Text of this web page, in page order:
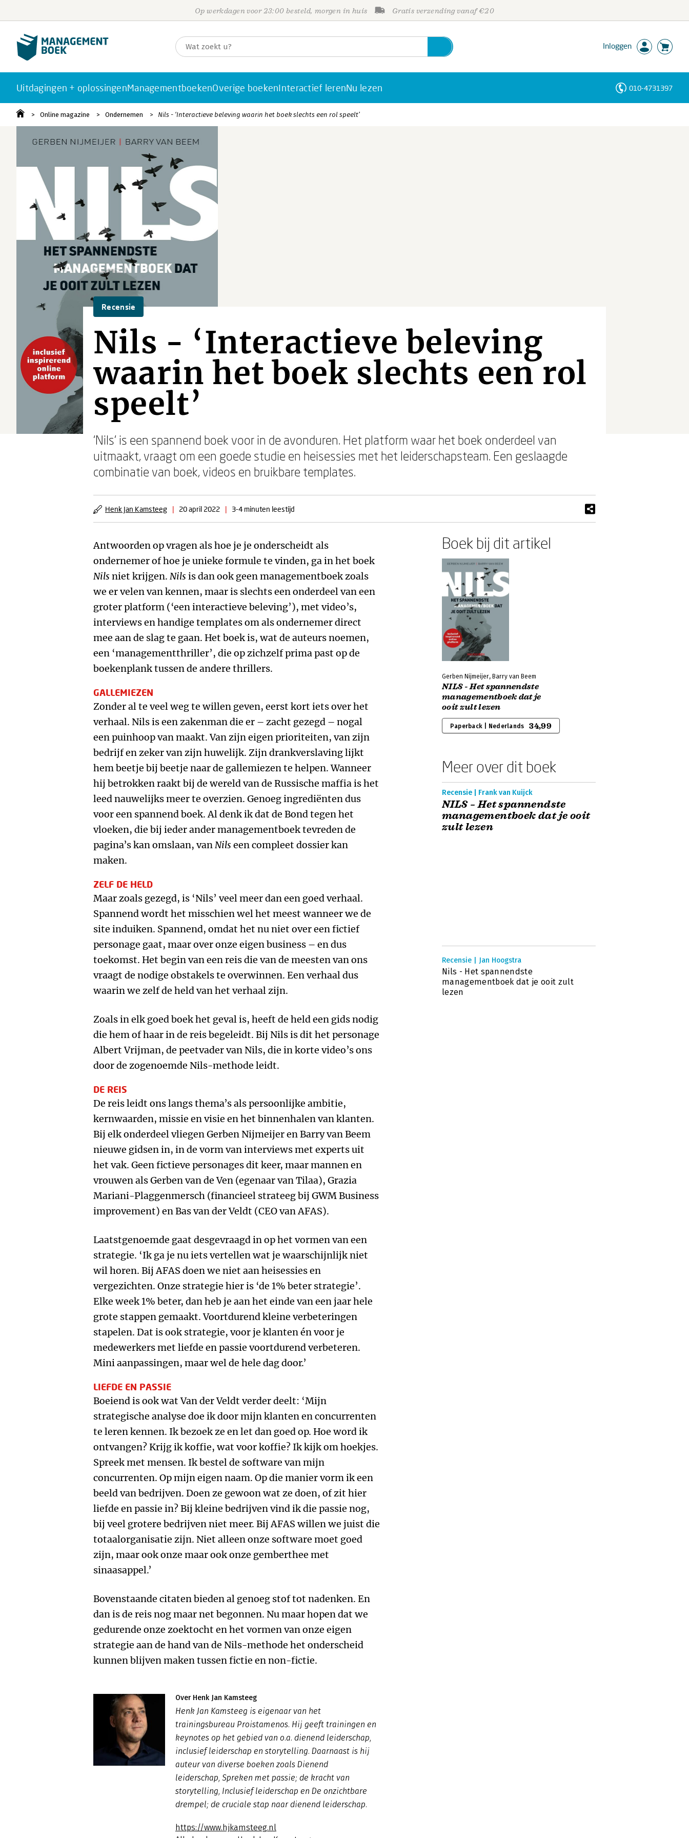
Op werkdagen voor 23:00 besteld, morgen in huis Gratis verzending vanaf €20
Inloggen
Uitdagingen + oplossingenManagementboekenOverige boekenInteractief lerenNu lezen 010-4731397
Online magazine Ondernemen Nils - ‘Interactieve beleving waarin het boek slechts een rol speelt’
Recensie
Nils - ‘Interactieve beleving
waarin het boek slechts een rol
speelt’
‘Nils’ is een spannend boek voor in de avonduren. Het platform waar het boek onderdeel van
uitmaakt, vraagt om een goede studie en heisessies met het leiderschapsteam. Een geslaagde
combinatie van boek, videos en bruikbare templates.
Henk Jan Kamsteeg | 20 april 2022 | 3-4 minuten leestijd
Antwoorden op vragen als hoe je je onderscheidt als
ondernemer of hoe je unieke formule te vinden, ga in het boek
Nils niet krijgen. Nils is dan ook geen managementboek zoals
we er velen van kennen, maar is slechts een onderdeel van een
groter platform (‘een interactieve beleving’), met video’s,
interviews en handige templates om als ondernemer direct
mee aan de slag te gaan. Het boek is, wat de auteurs noemen,
een ‘managementthriller’, die op zichzelf prima past op de
boekenplank tussen de andere thrillers.
GALLEMIEZEN
Zonder al te veel weg te willen geven, eerst kort iets over het
verhaal. Nils is een zakenman die er – zacht gezegd – nogal
een puinhoop van maakt. Van zijn eigen prioriteiten, van zijn
bedrijf en zeker van zijn huwelijk. Zijn drankverslaving lijkt
hem beetje bij beetje naar de gallemiezen te helpen. Wanneer
hij betrokken raakt bij de wereld van de Russische maffia is het
leed nauwelijks meer te overzien. Genoeg ingrediënten dus
voor een spannend boek. Al denk ik dat de Bond tegen het
vloeken, die bij ieder ander managementboek tevreden de
pagina’s kan omslaan, vanNils een compleet dossier kan
maken.
ZELF DE HELD
Maar zoals gezegd, is ‘Nils’ veel meer dan een goed verhaal.
Spannend wordt het misschien wel het meest wanneer we de
site induiken. Spannend, omdat het nu niet over een fictief
personage gaat, maar over onze eigen business – en dus
toekomst. Het begin van een reis die van de meesten van ons
vraagt de nodige obstakels te overwinnen. Een verhaal dus
waarin we zelf de held van het verhaal zijn.
Zoals in elk goed boek het geval is, heeft de held een gids nodig
die hem of haar in de reis begeleidt. Bij Nils is dit het personage
Albert Vrijman, de peetvader van Nils, die in korte video’s ons
door de zogenoemde Nils-methode leidt.
DE REIS
De reis leidt ons langs thema’s als persoonlijke ambitie,
kernwaarden, missie en visie en het binnenhalen van klanten.
Bij elk onderdeel vliegen Gerben Nijmeijer en Barry van Beem
nieuwe gidsen in, in de vorm van interviews met experts uit
het vak. Geen fictieve personages dit keer, maar mannen en
vrouwen als Gerben van de Ven (egenaar van Tilaa), Grazia
Mariani-Plaggenmersch (financieel strateeg bij GWM Business
improvement) en Bas van der Veldt (CEO van AFAS).
Laatstgenoemde gaat desgevraagd in op het vormen van een
strategie. ‘Ik ga je nu iets vertellen wat je waarschijnlijk niet
wil horen. Bij AFAS doen we niet aan heisessies en
vergezichten. Onze strategie hier is ‘de 1% beter strategie’.
Elke week 1% beter, dan heb je aan het einde van een jaar hele
grote stappen gemaakt. Voortdurend kleine verbeteringen
stapelen. Dat is ook strategie, voor je klanten én voor je
medewerkers met liefde en passie voortdurend verbeteren.
Mini aanpassingen, maar wel de hele dag door.’
LIEFDE EN PASSIE
Boeiend is ook wat Van der Veldt verder deelt: ‘Mijn
strategische analyse doe ik door mijn klanten en concurrenten
te leren kennen. Ik bezoek ze en let dan goed op. Hoe word ik
ontvangen? Krijg ik koffie, wat voor koffie? Ik kijk om hoekjes.
Spreek met mensen. Ik bestel de software van mijn
concurrenten. Op mijn eigen naam. Op die manier vorm ik een
beeld van bedrijven. Doen ze gewoon wat ze doen, of zit hier
liefde en passie in? Bij kleine bedrijven vind ik die passie nog,
bij veel grotere bedrijven niet meer. Bij AFAS willen we juist die
totaalorganisatie zijn. Niet alleen onze software moet goed
zijn, maar ook onze maar ook onze gemberthee met
sinaasappel.’
Bovenstaande citaten bieden al genoeg stof tot nadenken. En
dan is de reis nog maar net begonnen. Nu maar hopen dat we
gedurende onze zoektocht en het vormen van onze eigen
strategie aan de hand van de Nils-methode het onderscheid
kunnen blijven maken tussen fictie en non-fictie.
Over Henk Jan Kamsteeg
Henk Jan Kamsteeg is eigenaar van het
trainingsbureau Proistamenos. Hij geeft trainingen en
keynotes op het gebied van o.a. dienend leiderschap,
inclusief leiderschap en storytelling. Daarnaast is hij
auteur van diverse boeken zoals Dienend
leiderschap, Spreken met passie; de kracht van
storytelling, Inclusief leiderschap en De onzichtbare
drempel; de cruciale stap naar dienend leiderschap.
https://www.hjkamsteeg.nl
Boek bij dit artikel
Gerben Nijmeijer, Barry van Beem
NILS - Het spannendste
managementboek dat je
ooit zult lezen
Paperback | Nederlands 34,99
Meer over dit boek
Recensie | Frank van Kuijck
NILS – Het spannendste
managementboek dat je ooit
zult lezen
Recensie | Jan Hoogstra
Nils - Het spannendste
managementboek dat je ooit zult
lezen
Personen